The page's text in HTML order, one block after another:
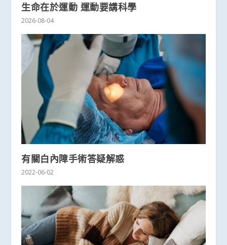
生命在於運動 運動要講科學
2026-08-04
有關白內障手術答疑解惑
2022-06-02